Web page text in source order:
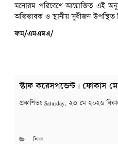
মনোরম পরিবেশে আয়োজিত এই
অভিভাবক ও স্থানীয় সুধীজন উপস্থিত
ফম/এমএমএ/
স্টাফ করেসপন্ডেন্ট | ফোকাস
প্রকাশিতঃ Saturday, ২৩ মে ২০২৬
CATEGORIES
শিক্ষা